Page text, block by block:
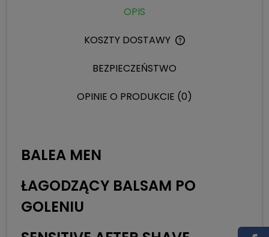
OPIS
KOSZTY DOSTAWY
BEZPIECZEŃSTWO
OPINIE O PRODUKCIE (0)
BALEA MEN
ŁAGODZĄCY BALSAM PO
GOLENIU